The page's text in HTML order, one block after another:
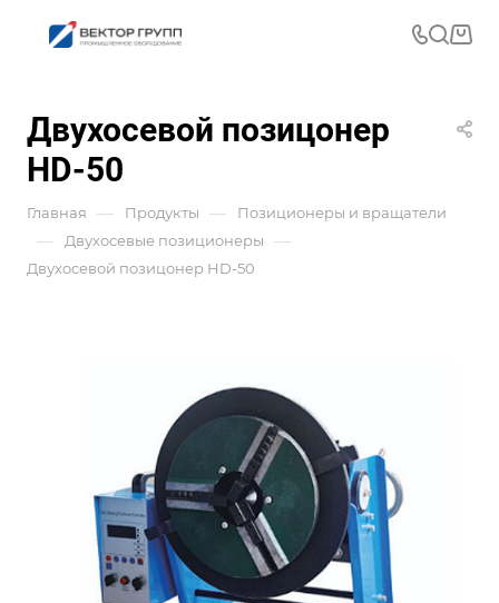
Двухосевой позицонер
HD-50
Главная — Продукты — Позиционеры и вращатели
— Двухосевые позиционеры —
Двухосевой позицонер HD-50